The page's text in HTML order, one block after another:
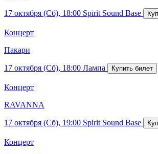
17 октября (Сб), 18:00 Spirit Sound Base
Концерт
Пакари
17 октября (Сб), 18:00 Лампа
Концерт
RAVANNA
17 октября (Сб), 19:00 Spirit Sound Base
Концерт